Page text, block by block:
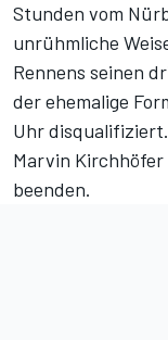
Stunden vom
unrühmliche
Rennens seinen
der ehemalige
Uhr
Marvin
beenden.